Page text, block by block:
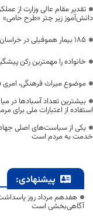
دانش‌آموز زیر چتر «طرح حامی»
۱۸۵ بیمار هموفیلی در خراسان جنوبی تحت پوشش خدمات بیمه سلامت قرار دارند
خانواده را مهمترین رکن
موضوع میراث فرهنگی،
بیشترین تعداد آسبادها در
استفاده از اعتبارات ملی برای
یکی از سیاست‌های اصلی
خدمت به مردم است
پیشنهادی:
هفدهم مرداد روز
آگاهی‌بخشی است